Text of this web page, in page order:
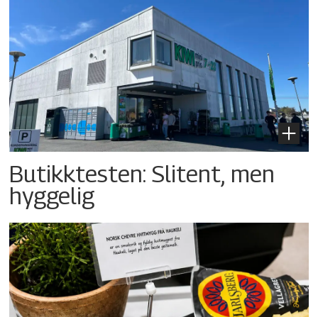
Butikktesten: Slitent, men
hyggelig